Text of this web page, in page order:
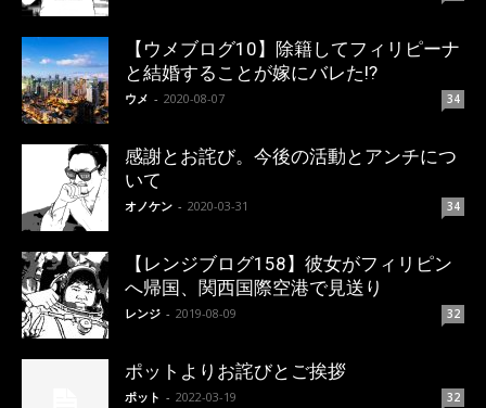
【ウメブログ10】除籍してフィリピーナ
と結婚することが嫁にバレた!?
ウメ - 2020-08-07 34
感謝とお詫び。今後の活動とアンチにつ
いて
オノケン - 2020-03-31 34
【レンジブログ158】彼女がフィリピン
へ帰国、関西国際空港で見送り
レンジ - 2019-08-09 32
ポットよりお詫びとご挨拶
ポット - 2022-03-19 32